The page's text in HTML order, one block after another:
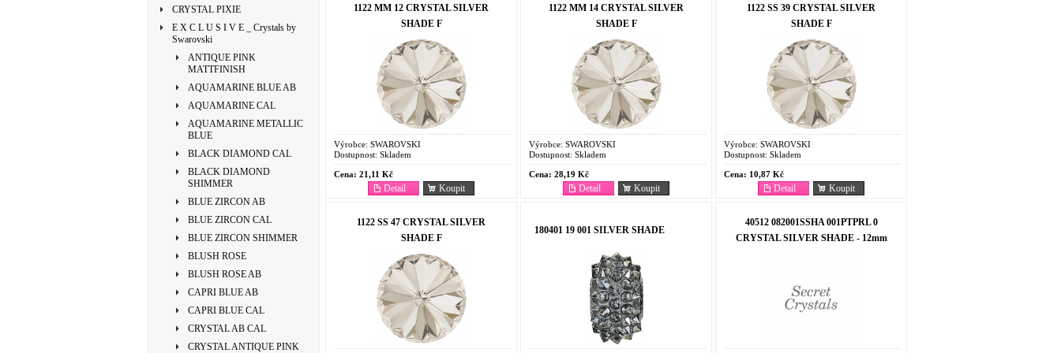
CRYSTAL PIXIE
E X C L U S I V E _ Crystals by
Swarovski
ANTIQUE PINK
MATTFINISH
AQUAMARINE BLUE AB
AQUAMARINE CAL
AQUAMARINE METALLIC
BLUE
BLACK DIAMOND CAL
BLACK DIAMOND
SHIMMER
BLUE ZIRCON AB
BLUE ZIRCON CAL
BLUE ZIRCON SHIMMER
BLUSH ROSE
BLUSH ROSE AB
CAPRI BLUE AB
CAPRI BLUE CAL
CRYSTAL AB CAL
CRYSTAL ANTIQUE PINK
1122 MM 12 CRYSTAL SILVER
SHADE F
Výrobce: SWAROVSKI
Dostupnost: Skladem
Cena: 21,11 Kč
Koupit
Detail
1122 MM 14 CRYSTAL SILVER
SHADE F
Výrobce: SWAROVSKI
Dostupnost: Skladem
Cena: 28,19 Kč
Koupit
Detail
1122 SS 39 CRYSTAL SILVER
SHADE F
Výrobce: SWAROVSKI
Dostupnost: Skladem
Cena: 10,87 Kč
Koupit
Detail
1122 SS 47 CRYSTAL SILVER
SHADE F
180401 19 001 SILVER SHADE
40512 082001SSHA 001PTPRL 0
CRYSTAL SILVER SHADE - 12mm